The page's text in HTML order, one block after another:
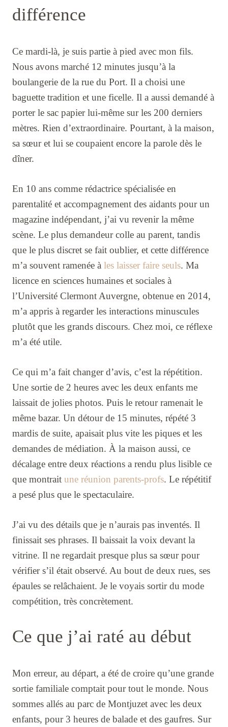
différence
Ce mardi-là, je suis partie à pied avec mon fils.
Nous avons marché 12 minutes jusqu’à la
boulangerie de la rue du Port. Il a choisi une
baguette tradition et une ficelle. Il a aussi demandé à
porter le sac papier lui-même sur les 200 derniers
mètres. Rien d’extraordinaire. Pourtant, à la maison,
sa sœur et lui se coupaient encore la parole dès le
dîner.
En 10 ans comme rédactrice spécialisée en
parentalité et accompagnement des aidants pour un
magazine indépendant, j’ai vu revenir la même
scène. Le plus demandeur colle au parent, tandis
que le plus discret se fait oublier, et cette différence
m’a souvent ramenée à les laisser faire seuls. Ma
licence en sciences humaines et sociales à
l’Université Clermont Auvergne, obtenue en 2014,
m’a appris à regarder les interactions minuscules
plutôt que les grands discours. Chez moi, ce réflexe
m’a été utile.
Ce qui m’a fait changer d’avis, c’est la répétition.
Une sortie de 2 heures avec les deux enfants me
laissait de jolies photos. Puis le retour ramenait le
même bazar. Un détour de 15 minutes, répété 3
mardis de suite, apaisait plus vite les piques et les
demandes de médiation. À la maison aussi, ce
décalage entre deux réactions a rendu plus lisible ce
que montrait une réunion parents-profs. Le répétitif
a pesé plus que le spectaculaire.
J’ai vu des détails que je n’aurais pas inventés. Il
finissait ses phrases. Il baissait la voix devant la
vitrine. Il ne regardait presque plus sa sœur pour
vérifier s’il était observé. Au bout de deux rues, ses
épaules se relâchaient. Je le voyais sortir du mode
compétition, très concrètement.
Ce que j’ai raté au début
Mon erreur, au départ, a été de croire qu’une grande
sortie familiale comptait pour tout le monde. Nous
sommes allés au parc de Montjuzet avec les deux
enfants, pour 3 heures de balade et des gaufres. Sur